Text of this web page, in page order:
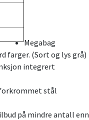
Megabag
farger. (Sort og lys grå)
integrert
stål
på mindre antall enn